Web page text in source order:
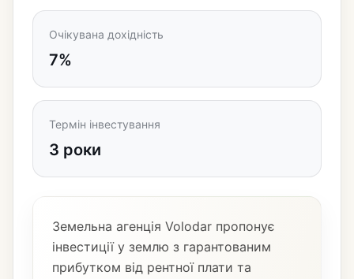
Очікувана дохідність
7%
Термін інвестування
3 роки
Земельна агенція Volodar пропонує
інвестиції у землю з гарантованим
прибутком від рентної плати та